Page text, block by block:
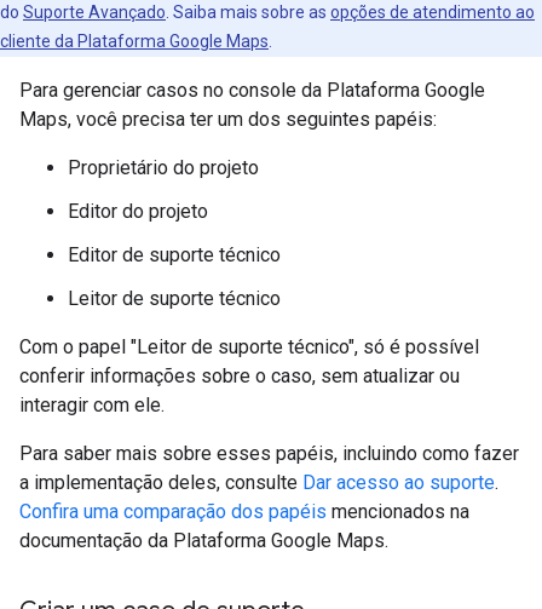
do Suporte Avançado . Saiba mais sobre as opções de atendimento ao
cliente da Plataforma Google Maps
Para gerenciar casos no console da Plataforma Google
Maps, você precisa ter um dos seguintes papéis:
Proprietário do projeto
Editor do projeto
Editor de suporte técnico
Leitor de suporte técnico
Com o papel "Leitor de suporte técnico", só é possível
conferir informações sobre o caso, sem atualizar ou
interagir com ele.
Para saber mais sobre esses papéis, incluindo como fazer
a implementação deles, consulte Dar acesso ao suporte.
Confira uma comparação dos papéis mencionados na
documentação da Plataforma Google Maps.